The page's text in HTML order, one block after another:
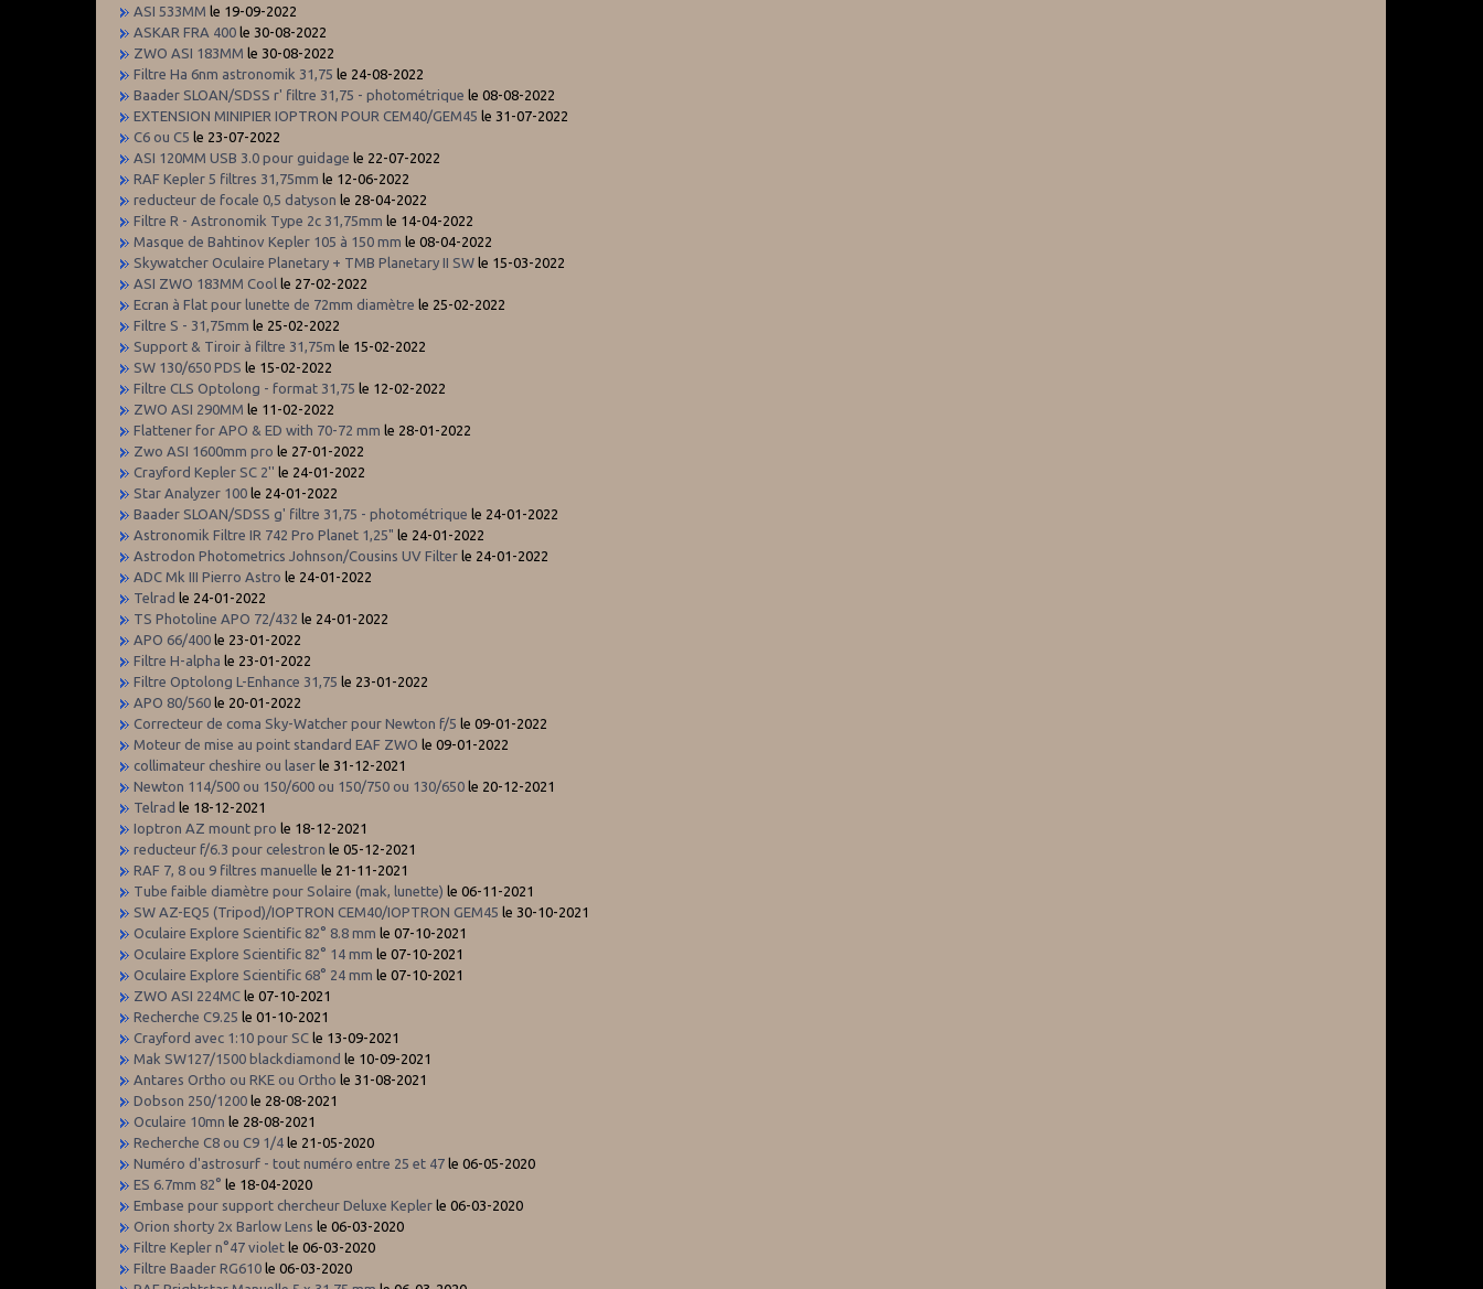
ASI 533MM le 19-09-2022
ASKAR FRA 400 le 30-08-2022
ZWO ASI 183MM le 30-08-2022
Filtre Ha 6nm astronomik 31,75 le 24-08-2022
Baader SLOAN/SDSS r' filtre 31,75 - photométrique le 08-08-2022
EXTENSION MINIPIER IOPTRON POUR CEM40/GEM45 le 31-07-2022
C6 ou C5 le 23-07-2022
ASI 120MM USB 3.0 pour guidage le 22-07-2022
RAF Kepler 5 filtres 31,75mm le 12-06-2022
reducteur de focale 0,5 datyson le 28-04-2022
Filtre R - Astronomik Type 2c 31,75mm le 14-04-2022
Masque de Bahtinov Kepler 105 à 150 mm le 08-04-2022
Skywatcher Oculaire Planetary + TMB Planetary II SW le 15-03-2022
ASI ZWO 183MM Cool le 27-02-2022
Ecran à Flat pour lunette de 72mm diamètre le 25-02-2022
Filtre S - 31,75mm le 25-02-2022
Support & Tiroir à filtre 31,75m le 15-02-2022
SW 130/650 PDS le 15-02-2022
Filtre CLS Optolong - format 31,75 le 12-02-2022
ZWO ASI 290MM le 11-02-2022
Flattener for APO & ED with 70-72 mm le 28-01-2022
Zwo ASI 1600mm pro le 27-01-2022
Crayford Kepler SC 2'' le 24-01-2022
Star Analyzer 100 le 24-01-2022
Baader SLOAN/SDSS g' filtre 31,75 - photométrique le 24-01-2022
Astronomik Filtre IR 742 Pro Planet 1,25" le 24-01-2022
Astrodon Photometrics Johnson/Cousins UV Filter le 24-01-2022
ADC Mk III Pierro Astro le 24-01-2022
Telrad le 24-01-2022
TS Photoline APO 72/432 le 24-01-2022
APO 66/400 le 23-01-2022
Filtre H-alpha le 23-01-2022
Filtre Optolong L-Enhance 31,75 le 23-01-2022
APO 80/560 le 20-01-2022
Correcteur de coma Sky-Watcher pour Newton f/5 le 09-01-2022
Moteur de mise au point standard EAF ZWO le 09-01-2022
collimateur cheshire ou laser le 31-12-2021
Newton 114/500 ou 150/600 ou 150/750 ou 130/650 le 20-12-2021
Telrad le 18-12-2021
Ioptron AZ mount pro le 18-12-2021
reducteur f/6.3 pour celestron le 05-12-2021
RAF 7, 8 ou 9 filtres manuelle le 21-11-2021
Tube faible diamètre pour Solaire (mak, lunette) le 06-11-2021
SW AZ-EQ5 (Tripod)/IOPTRON CEM40/IOPTRON GEM45 le 30-10-2021
Oculaire Explore Scientific 82° 8.8 mm le 07-10-2021
Oculaire Explore Scientific 82° 14 mm le 07-10-2021
Oculaire Explore Scientific 68° 24 mm le 07-10-2021
ZWO ASI 224MC le 07-10-2021
Recherche C9.25 le 01-10-2021
Crayford avec 1:10 pour SC le 13-09-2021
Mak SW127/1500 blackdiamond le 10-09-2021
Antares Ortho ou RKE ou Ortho le 31-08-2021
Dobson 250/1200 le 28-08-2021
Oculaire 10mn le 28-08-2021
Recherche C8 ou C9 1/4 le 21-05-2020
Numéro d'astrosurf - tout numéro entre 25 et 47 le 06-05-2020
ES 6.7mm 82° le 18-04-2020
Embase pour support chercheur Deluxe Kepler le 06-03-2020
Orion shorty 2x Barlow Lens le 06-03-2020
Filtre Kepler n°47 violet le 06-03-2020
Filtre Baader RG610 le 06-03-2020